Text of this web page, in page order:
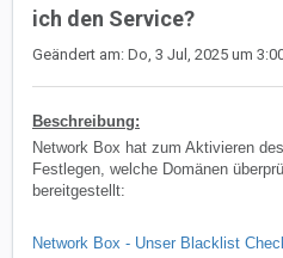
ich den Service?
Geändert am: Do, 3 Jul, 2025 um
Beschreibung:
Network Box hat zum Aktivieren
Festlegen, welche Domänen
bereitgestellt:
Network Box - Unser Blacklist